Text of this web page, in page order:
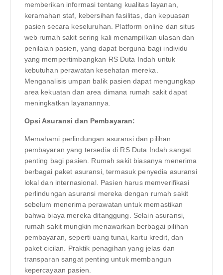
memberikan informasi tentang kualitas layanan,
keramahan staf, kebersihan fasilitas, dan kepuasan
pasien secara keseluruhan. Platform online dan situs
web rumah sakit sering kali menampilkan ulasan dan
penilaian pasien, yang dapat berguna bagi individu
yang mempertimbangkan RS Duta Indah untuk
kebutuhan perawatan kesehatan mereka.
Menganalisis umpan balik pasien dapat mengungkap
area kekuatan dan area dimana rumah sakit dapat
meningkatkan layanannya.
Opsi Asuransi dan Pembayaran:
Memahami perlindungan asuransi dan pilihan
pembayaran yang tersedia di RS Duta Indah sangat
penting bagi pasien. Rumah sakit biasanya menerima
berbagai paket asuransi, termasuk penyedia asuransi
lokal dan internasional. Pasien harus memverifikasi
perlindungan asuransi mereka dengan rumah sakit
sebelum menerima perawatan untuk memastikan
bahwa biaya mereka ditanggung. Selain asuransi,
rumah sakit mungkin menawarkan berbagai pilihan
pembayaran, seperti uang tunai, kartu kredit, dan
paket cicilan. Praktik penagihan yang jelas dan
transparan sangat penting untuk membangun
kepercayaan pasien.